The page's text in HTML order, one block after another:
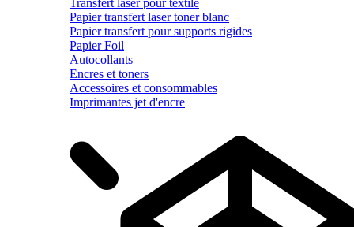
Papier transfert laser toner blanc
Papier transfert pour supports rigides
Papier Foil
Autocollants
Encres et toners
Accessoires et consommables
Imprimantes jet d'encre